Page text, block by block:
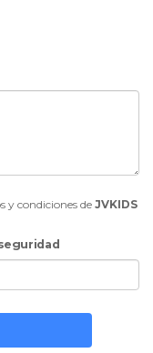
y condiciones de JVKIDS